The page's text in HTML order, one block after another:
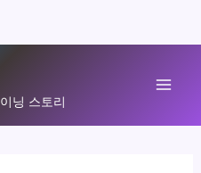
닝 스토리